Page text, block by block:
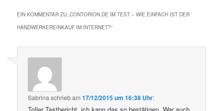
EIN KOMMENTAR ZU „CONTORION.DE IM TEST – WIE EINFACH IST DER
HANDWERKEREINKAUF IM INTERNET?“
Sabrinaschriebam17/12/2015 um 16:38 Uhr: